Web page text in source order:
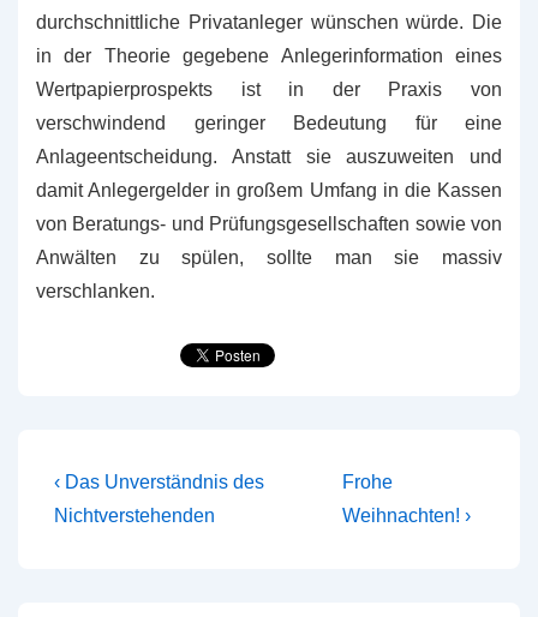
durchschnittliche Privatanleger wünschen würde. Die
in der Theorie gegebene Anlegerinformation eines
Wertpapierprospekts ist in der Praxis von
verschwindend geringer Bedeutung für eine
Anlageentscheidung. Anstatt sie auszuweiten und
damit Anlegergelder in großem Umfang in die Kassen
von Beratungs- und Prüfungsgesellschaften sowie von
Anwälten zu spülen, sollte man sie massiv
verschlanken.
Beitragsnavigation
Vorheriger
Beitrag
‹ Das Unverständnis des
Nichtverstehenden
Nächster
Beitrag
Frohe
Weihnachten! ›